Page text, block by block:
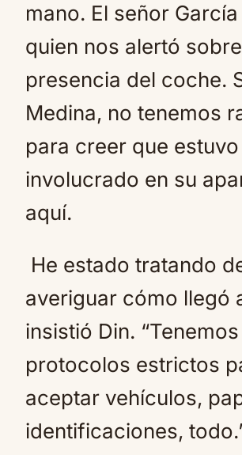
mano. El señor
quien nos alertó
presencia del coche.
Medina, no tenemos
para creer que estuvo
involucrado en su
aquí.
He estado tratando
averiguar cómo llegó
insistió Din. “Tenemos
protocolos estrictos
aceptar vehículos,
identificaciones,